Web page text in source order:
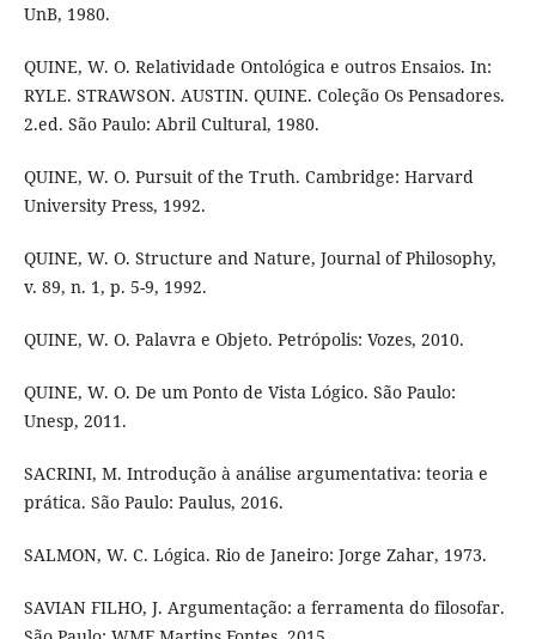
UnB, 1980.
QUINE, W. O. Relatividade Ontológica e outros Ensaios. In:
RYLE. STRAWSON. AUSTIN. QUINE. Coleção Os Pensadores.
2.ed. São Paulo: Abril Cultural, 1980.
QUINE, W. O. Pursuit of the Truth. Cambridge: Harvard
University Press, 1992.
QUINE, W. O. Structure and Nature, Journal of Philosophy,
v. 89, n. 1, p. 5-9, 1992.
QUINE, W. O. Palavra e Objeto. Petrópolis: Vozes, 2010.
QUINE, W. O. De um Ponto de Vista Lógico. São Paulo:
Unesp, 2011.
SACRINI, M. Introdução à análise argumentativa: teoria e
prática. São Paulo: Paulus, 2016.
SALMON, W. C. Lógica. Rio de Janeiro: Jorge Zahar, 1973.
SAVIAN FILHO, J. Argumentação: a ferramenta do filosofar.